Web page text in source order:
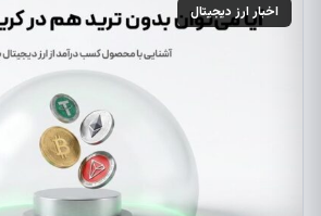
اخبار ارز دیجیتال